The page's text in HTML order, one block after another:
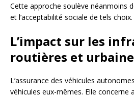
Cette approche soulève néanmoins
et l’acceptabilité sociale de tels choix.
L’impact sur les
routières et
L’assurance des véhicules
véhicules eux-mêmes. Elle concerne